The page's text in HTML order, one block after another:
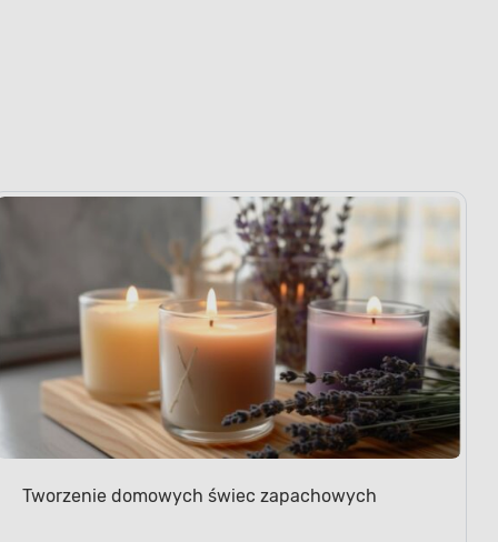
Tworzenie domowych świec zapachowych